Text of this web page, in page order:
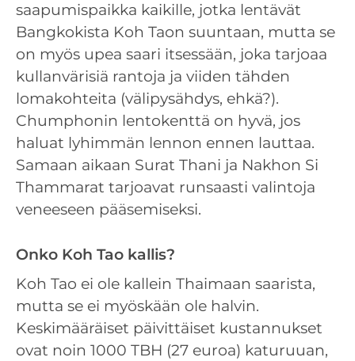
saapumispaikka kaikille, jotka lentävät
Bangkokista Koh Taon suuntaan, mutta se
on myös upea saari itsessään, joka tarjoaa
kullanvärisiä rantoja ja viiden tähden
lomakohteita (välipysähdys, ehkä?).
Chumphonin lentokenttä on hyvä, jos
haluat lyhimmän lennon ennen lauttaa.
Samaan aikaan Surat Thani ja Nakhon Si
Thammarat tarjoavat runsaasti valintoja
veneeseen pääsemiseksi.
Onko Koh Tao kallis?
Koh Tao ei ole kallein Thaimaan saarista,
mutta se ei myöskään ole halvin.
Keskimääräiset päivittäiset kustannukset
ovat noin 1000 TBH (27 euroa) katuruuan,